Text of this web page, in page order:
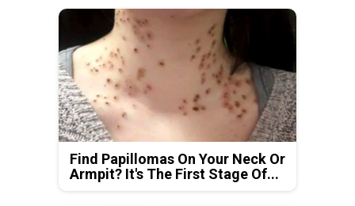
Find Papillomas On Your Neck Or
Armpit? It's The First Stage Of...